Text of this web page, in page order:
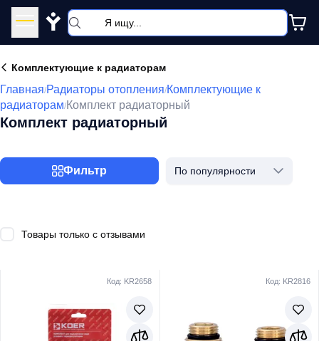
Y
Комплектующие к радиаторам
Главная/Радиаторы отопления/Комплектующие к
радиаторам/Комплект радиаторный
Комплект радиаторный
Фильтр По популярности
Товары только с отзывами
Код: KR2658 Код: KR2816